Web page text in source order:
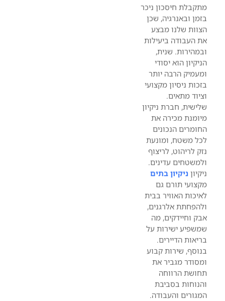
מתקבלת חיסכון ניכר
בזמן ובאנרגיה, שכן
הצוות שלנו מבצע
את העבודה ביעילות
ובמהירות. שנית,
הניקיון הוא יסודי
ומעמיק הרבה יותר
בזכות ניסיון מקצועי
וציוד מתאים.
שלישית, חברת ניקיון
מיומנת מכירה את
החומרים הנכונים
לכל משטח, ומונעת
נזק לריהוט, לריצוף
ולמשטחים עדינים.
ניקיוןניקיון בתים
מקצועי תורם גם
לאיכות האוויר בבית
ולהפחתת אלרגנים,
אבק וחיידקים, מה
שמשפיע ישירות על
בריאות הדיירים.
בנוסף, שירות קבוע
ומסודר מגביר את
תחושת הרווחה
והנוחות בסביבת
המגורים והעבודה.